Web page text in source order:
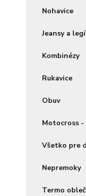
Nohavice
Jeansy a
Kombinézy
Rukavice
Obuv
Motocross -
Všetko pre
Nepremoky
Termo